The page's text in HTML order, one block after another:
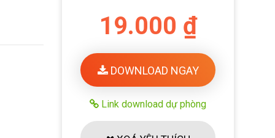
19.000 ₫
DOWNLOAD NGAY
Link download dự phòng